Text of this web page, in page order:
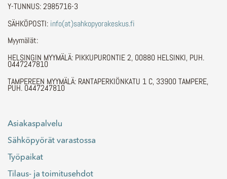
Y-TUNNUS: 2985716-3
SÄHKÖPOSTI: info(at)sahkopyorakeskus.fi
Myymälät:
HELSINGIN MYYMÄLÄ: PIKKUPURONTIE 2, 00880 HELSINKI, PUH.
0447247810
TAMPEREEN MYYMÄLÄ: RANTAPERKIÖNKATU 1 C, 33900 TAMPERE,
PUH. 0447247810
Asiakaspalvelu
Sähköpyörät varastossa
Työpaikat
Tilaus- ja toimitusehdot